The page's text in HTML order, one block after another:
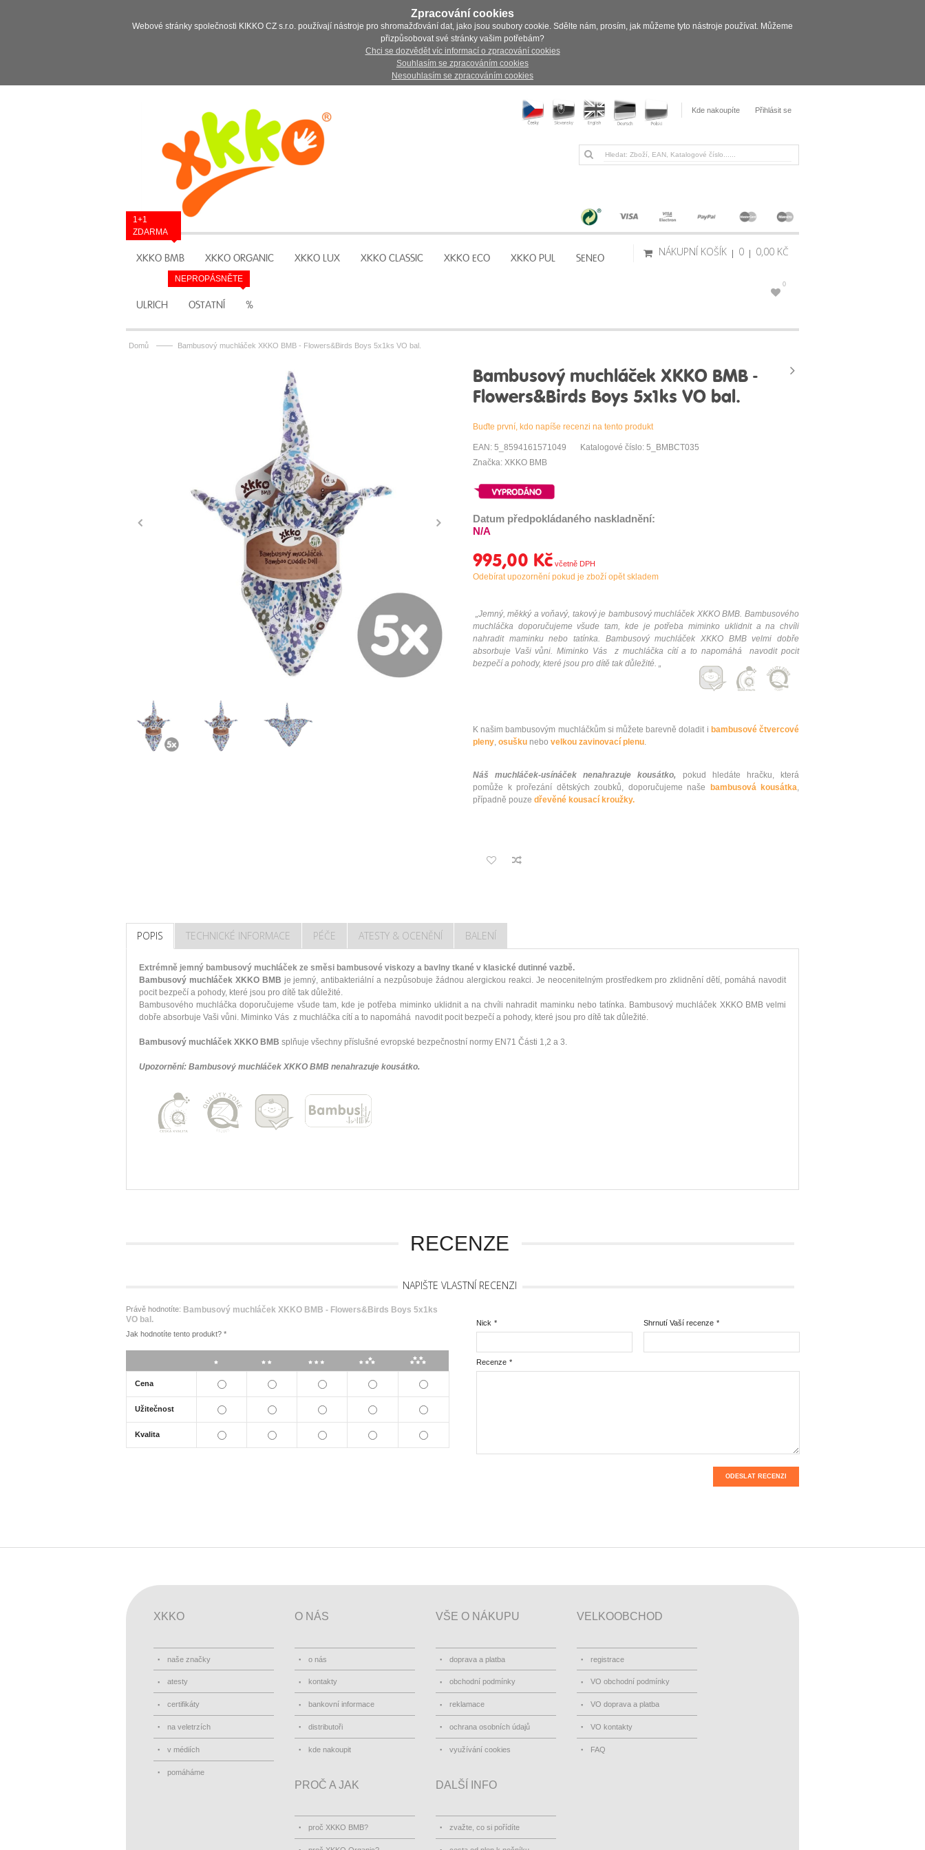
Zpracování cookies
Webové stránky společnosti KIKKO CZ s.r.o. používají nástroje pro shromažďování dat, jako jsou soubory cookie. Sdělte nám, prosím, jak můžeme tyto nástroje používat. Můžeme
přizpůsobovat své stránky vašim potřebám?
Chci se dozvědět víc informací o zpracování cookies
Souhlasím se zpracováním cookies
Nesouhlasím se zpracováním cookies
Kde nakoupíte Přihlásit se
XKKO BMB
1+1
ZDARMA
XKKO ORGANIC XKKO LUX XKKO CLASSIC XKKO ECO XKKO PUL SENEO
ULRICH OSTATNÍ %
NEPROPÁSNĚTE
NÁKUPNÍ KOŠÍK 0 0,00 KČ
0
Domů —— Bambusový muchláček XKKO BMB - Flowers&Birds Boys 5x1ks VO bal.
Bambusový muchláček XKKO BMB -
Flowers&Birds Boys 5x1ks VO bal.
Buďte první, kdo napíše recenzi na tento produkt
EAN: 5_8594161571049
Katalogové číslo: 5_BMBCT035
Značka: XKKO BMB
Datum předpokládaného naskladnění:
N/A
995,00 Kč
Odebírat upozornění pokud je zboží opět skladem
„Jemný, měkký a voňavý, takový je bambusový muchláček XKKO BMB. Bambusového
muchláčka doporučujeme všude tam, kde je potřeba miminko uklidnit a na chvíli
nahradit maminku nebo tatínka. Bambusový muchláček XKKO BMB velmi dobře
absorbuje Vaši vůni. Miminko Vás z muchláčka cítí a to napomáhá navodit pocit
bezpečí a pohody, které jsou pro dítě tak důležité. „
K našim bambusovým muchláčkům si můžete barevně doladit i bambusové čtvercové
pleny, osušku nebo velkou zavinovací plenu.
Náš muchláček-usínáček nenahrazuje kousátko, pokud hledáte hračku, která
pomůže k prořezání dětských zoubků, doporučujeme naše
bambusová kousátka,
případně pouze dřevěné kousací kroužky.
POPIS TECHNICKÉ INFORMACE PÉČE ATESTY & OCENĚNÍ BALENÍ
Extrémně jemný bambusový muchláček ze směsi bambusové viskozy a bavlny tkané v klasické dutinné vazbě.
Bambusový muchláček XKKO BMB je jemný, antibakteriální a nezpůsobuje žádnou alergickou reakci. Je neocenitelným prostředkem pro zklidnění dětí, pomáhá navodit
pocit bezpečí a pohody, které jsou pro dítě tak důležité.
Bambusového muchláčka doporučujeme všude tam, kde je potřeba miminko uklidnit a na chvíli nahradit maminku nebo tatínka. Bambusový muchláček XKKO BMB velmi
dobře absorbuje Vaši vůni. Miminko Vás z muchláčka cítí a to napomáhá navodit pocit bezpečí a pohody, které jsou pro dítě tak důležité.
Bambusový muchláček XKKO BMB splňuje všechny příslušné evropské bezpečnostní normy EN71 Části 1,2 a 3.
Upozornění: Bambusový muchláček XKKO BMB nenahrazuje kousátko.
RECENZE
NAPIŠTE VLASTNÍ RECENZI
Právě hodnotíte: Bambusový muchláček XKKO BMB - Flowers&Birds Boys 5x1ks
VO bal.
Jak hodnotíte tento produkt? *
Cena
Užitečnost
Kvalita
*
Nick *
Shrnutí Vaší recenze
*
Recenze
ODESLAT RECENZI
XKKO
naše značky
atesty
certifikáty
na veletrzích
v médiích
pomáháme
O NÁS
o nás
kontakty
bankovní informace
distributoři
kde nakoupit
VŠE O NÁKUPU
doprava a platba
obchodní podmínky
reklamace
ochrana osobních údajů
využívání cookies
VELKOOBCHOD
registrace
VO obchodní podmínky
VO doprava a platba
VO kontakty
FAQ
PROČ A JAK
proč XKKO BMB?
DALŠÍ INFO
zvažte, co si pořídíte